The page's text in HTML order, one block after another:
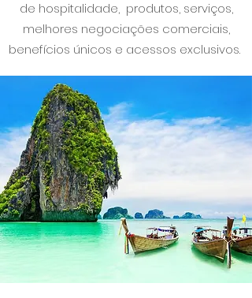
de hospitalidade, produtos, serviços,
melhores negociações comerciais,
benefícios únicos e acessos exclusivos.